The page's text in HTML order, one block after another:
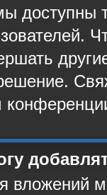
доступны
вложений